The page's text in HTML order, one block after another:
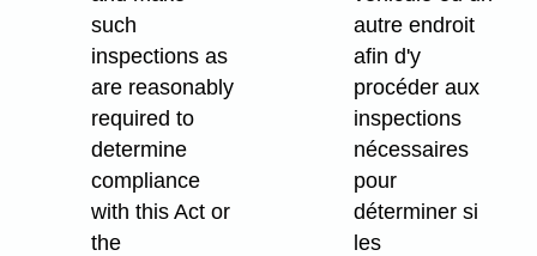
such
inspections as
are reasonably
required to
determine
compliance
with this Act or
the
autre endroit
afin d'y
procéder aux
inspections
nécessaires
pour
déterminer si
les